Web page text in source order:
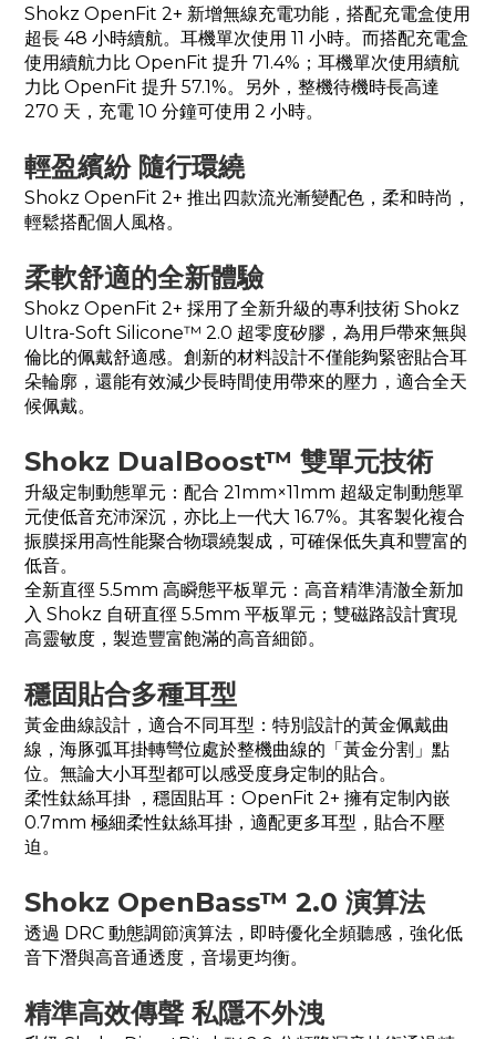
Shokz OpenFit 2+ 新增無線充電功能，搭配充電盒使用
超長 48 小時續航。耳機單次使用 11 小時。而搭配充電盒
使用續航力比 OpenFit 提升 71.4%；耳機單次使用續航
力比 OpenFit 提升 57.1%。另外，整機待機時長高達
270 天，充電 10 分鐘可使用 2 小時。
輕盈繽紛 隨行環繞
Shokz OpenFit 2+ 推出四款流光漸變配色，柔和時尚，
輕鬆搭配個人風格。
柔軟舒適的全新體驗
Shokz OpenFit 2+ 採用了全新升級的專利技術 Shokz
Ultra-Soft Silicone™ 2.0 超零度矽膠，為用戶帶來無與
倫比的佩戴舒適感。創新的材料設計不僅能夠緊密貼合耳
朵輪廓，還能有效減少長時間使用帶來的壓力，適合全天
候佩戴。
Shokz DualBoost™ 雙單元技術
升級定制動態單元：配合 21mm×11mm 超級定制動態單
元使低音充沛深沉，亦比上一代大 16.7%。其客製化複合
振膜採用高性能聚合物環繞製成，可確保低失真和豐富的
低音。
全新直徑 5.5mm 高瞬態平板單元：高音精準清澈全新加
入 Shokz 自研直徑 5.5mm 平板單元；雙磁路設計實現
高靈敏度，製造豐富飽滿的高音細節。
穩固貼合多種耳型
黃金曲線設計，適合不同耳型：特別設計的黃金佩戴曲
線，海豚弧耳掛轉彎位處於整機曲線的「黃金分割」點
位。無論大小耳型都可以感受度身定制的貼合。
柔性鈦絲耳掛 ，穩固貼耳：OpenFit 2+ 擁有定制內嵌
0.7mm 極細柔性鈦絲耳掛，適配更多耳型，貼合不壓
迫。
Shokz OpenBass™ 2.0 演算法
透過 DRC 動態調節演算法，即時優化全頻聽感，強化低
音下潛與高音通透度，音場更均衡。
精準高效傳聲 私隱不外洩